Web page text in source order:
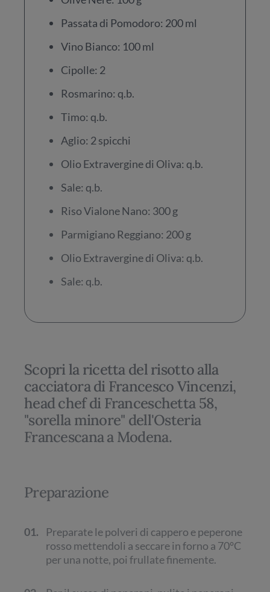
Passata di Pomodoro: 200 ml
Vino Bianco: 100 ml
Cipolle: 2
Rosmarino: q.b.
Timo: q.b.
Aglio: 2 spicchi
Olio Extravergine di Oliva: q.b.
Sale: q.b.
Riso Vialone Nano: 300 g
Parmigiano Reggiano: 200 g
Olio Extravergine di Oliva: q.b.
Sale: q.b.
Scopri la ricetta del risotto alla
cacciatora di Francesco Vincenzi,
head chef di Franceschetta 58,
"sorella minore" dell'Osteria
Francescana a Modena.
Preparazione
01.
Preparate le polveri di cappero e peperone
rosso mettendoli a seccare in forno a 70°C
per una notte, poi frullate finemente.